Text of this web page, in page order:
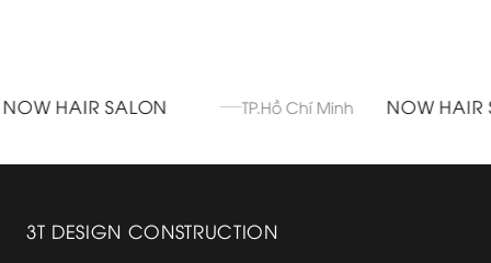
HAIR SALON TP.Hồ Chí Minh NOW HAIR
3T DESIGN CONSTRUCTION